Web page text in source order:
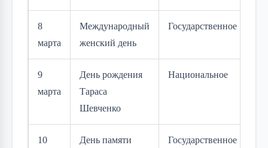
8
марта
Международный
женский день
Государственное
9
марта
День рождения
Тараса
Шевченко
Национальное
10
День памяти
Государственное